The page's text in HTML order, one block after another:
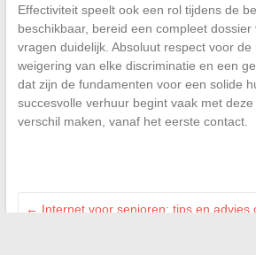
Effectiviteit speelt ook een rol tijdens de
beschikbaar, bereid een compleet
vragen duidelijk. Absoluut respect voor de
weigering van elke discriminatie en een
dat zijn de fundamenten voor een solide
succesvolle verhuur begint vaak met
verschil maken, vanaf het eerste contact.
← Internet voor senioren: tips en advies